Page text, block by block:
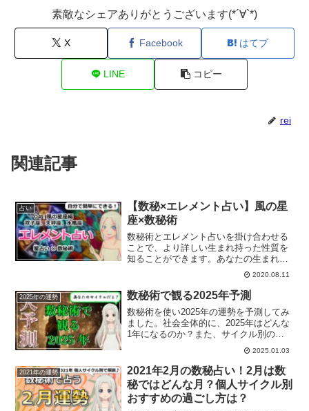
素敵なシェアありがとうございます(*´∀`*)
X Facebook はてブ
LINE コピー
rei
関連記事
占い
【数秘×エレメント占い】風の星
座×数秘術
数秘術とエレメント占いを掛け合わせる
ことで、より詳しい生まれ持った性質を
知ることができます。あなたの生まれ持
った本質部分は？風のエレメント×数秘術
2020.08.11
2025年の運勢 数秘術で観る2025年予測
数秘術を使い2025年の運勢を予測してみ
ました。社会全体的に、2025年はどんな
1年になるのか？また、サイクル別の
2025.01.03
2021年の運勢
2021年2月の数秘占い！2月は数
秘ではどんな月？個人サイクル別
おすすめの過ごし方は？